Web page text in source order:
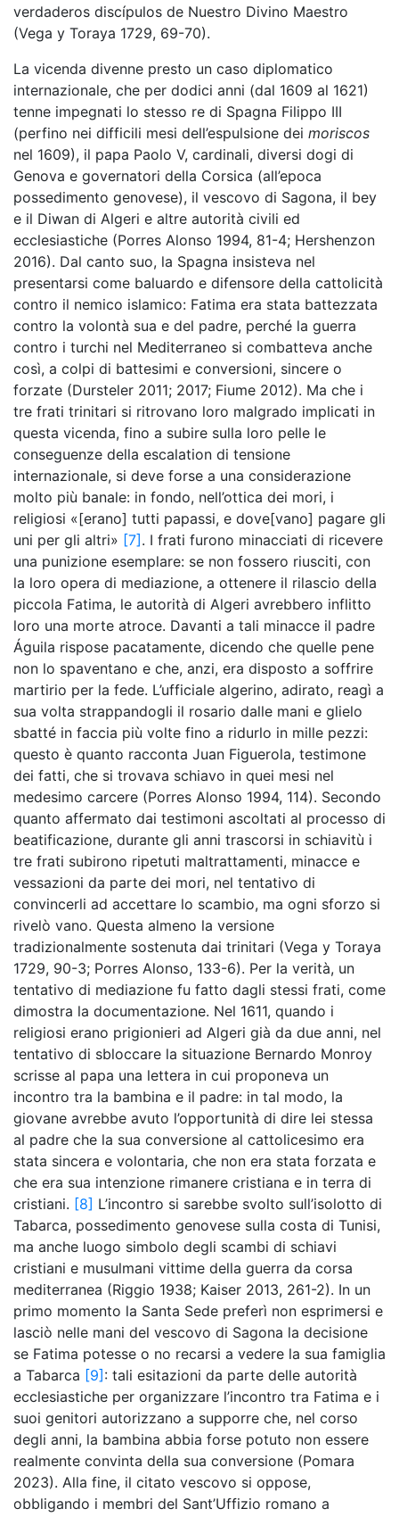
verdaderos discípulos de Nuestro Divino Maestro
(Vega y Toraya 1729, 69-70).
La vicenda divenne presto un caso diplomatico
internazionale, che per dodici anni (dal 1609 al 1621)
tenne impegnati lo stesso re di Spagna Filippo III
(perfino nei difficili mesi dell’espulsione dei moriscos
nel 1609), il papa Paolo V, cardinali, diversi dogi di
Genova e governatori della Corsica (all’epoca
possedimento genovese), il vescovo di Sagona, il bey
e il Diwan di Algeri e altre autorità civili ed
ecclesiastiche (Porres Alonso 1994, 81-4; Hershenzon
2016). Dal canto suo, la Spagna insisteva nel
presentarsi come baluardo e difensore della cattolicità
contro il nemico islamico: Fatima era stata battezzata
contro la volontà sua e del padre, perché la guerra
contro i turchi nel Mediterraneo si combatteva anche
così, a colpi di battesimi e conversioni, sincere o
forzate (Dursteler 2011; 2017; Fiume 2012). Ma che i
tre frati trinitari si ritrovano loro malgrado implicati in
questa vicenda, fino a subire sulla loro pelle le
conseguenze della escalation di tensione
internazionale, si deve forse a una considerazione
molto più banale: in fondo, nell’ottica dei mori, i
religiosi «[erano] tutti papassi, e dove[vano] pagare gli
uni per gli altri» [7] . I frati furono minacciati di ricevere
una punizione esemplare: se non fossero riusciti, con
la loro opera di mediazione, a ottenere il rilascio della
piccola Fatima, le autorità di Algeri avrebbero inflitto
loro una morte atroce. Davanti a tali minacce il padre
Águila rispose pacatamente, dicendo che quelle pene
non lo spaventano e che, anzi, era disposto a soffrire
martirio per la fede. L’ufficiale algerino, adirato, reagì a
sua volta strappandogli il rosario dalle mani e glielo
sbatté in faccia più volte fino a ridurlo in mille pezzi:
questo è quanto racconta Juan Figuerola, testimone
dei fatti, che si trovava schiavo in quei mesi nel
medesimo carcere (Porres Alonso 1994, 114). Secondo
quanto affermato dai testimoni ascoltati al processo di
beatificazione, durante gli anni trascorsi in schiavitù i
tre frati subirono ripetuti maltrattamenti, minacce e
vessazioni da parte dei mori, nel tentativo di
convincerli ad accettare lo scambio, ma ogni sforzo si
rivelò vano. Questa almeno la versione
tradizionalmente sostenuta dai trinitari (Vega y Toraya
1729, 90-3; Porres Alonso, 133-6). Per la verità, un
tentativo di mediazione fu fatto dagli stessi frati, come
dimostra la documentazione. Nel 1611, quando i
religiosi erano prigionieri ad Algeri già da due anni, nel
tentativo di sbloccare la situazione Bernardo Monroy
scrisse al papa una lettera in cui proponeva un
incontro tra la bambina e il padre: in tal modo, la
giovane avrebbe avuto l’opportunità di dire lei stessa
al padre che la sua conversione al cattolicesimo era
stata sincera e volontaria, che non era stata forzata e
che era sua intenzione rimanere cristiana e in terra di
cristiani. [8] L’incontro si sarebbe svolto sull’isolotto di
Tabarca, possedimento genovese sulla costa di Tunisi,
ma anche luogo simbolo degli scambi di schiavi
cristiani e musulmani vittime della guerra da corsa
mediterranea (Riggio 1938; Kaiser 2013, 261-2). In un
primo momento la Santa Sede preferì non esprimersi e
lasciò nelle mani del vescovo di Sagona la decisione
se Fatima potesse o no recarsi a vedere la sua famiglia
a Tabarca [9] : tali esitazioni da parte delle autorità
ecclesiastiche per organizzare l’incontro tra Fatima e i
suoi genitori autorizzano a supporre che, nel corso
degli anni, la bambina abbia forse potuto non essere
realmente convinta della sua conversione (Pomara
2023). Alla fine, il citato vescovo si oppose,
obbligando i membri del Sant’Uffizio romano a